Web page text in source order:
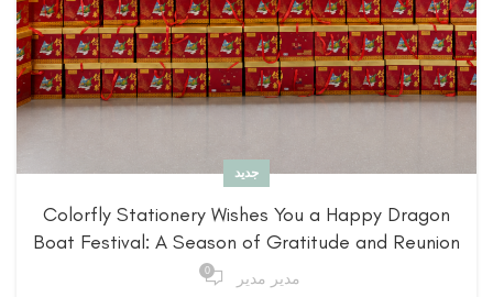
جديد
Colorfly Stationery Wishes You a Happy Dragon
Boat Festival: A Season of Gratitude and Reunion
مدير مدير 0